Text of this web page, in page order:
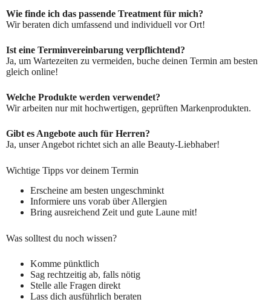
Wie finde ich das passende Treatment für mich?
Wir beraten dich umfassend und individuell vor Ort!
Ist eine Terminvereinbarung verpflichtend?
Ja, um Wartezeiten zu vermeiden, buche deinen Termin am besten
gleich online!
Welche Produkte werden verwendet?
Wir arbeiten nur mit hochwertigen, geprüften Markenprodukten.
Gibt es Angebote auch für Herren?
Ja, unser Angebot richtet sich an alle Beauty-Liebhaber!
Wichtige Tipps vor deinem Termin
Erscheine am besten ungeschminkt
Informiere uns vorab über Allergien
Bring ausreichend Zeit und gute Laune mit!
Was solltest du noch wissen?
Komme pünktlich
Sag rechtzeitig ab, falls nötig
Stelle alle Fragen direkt
Lass dich ausführlich beraten